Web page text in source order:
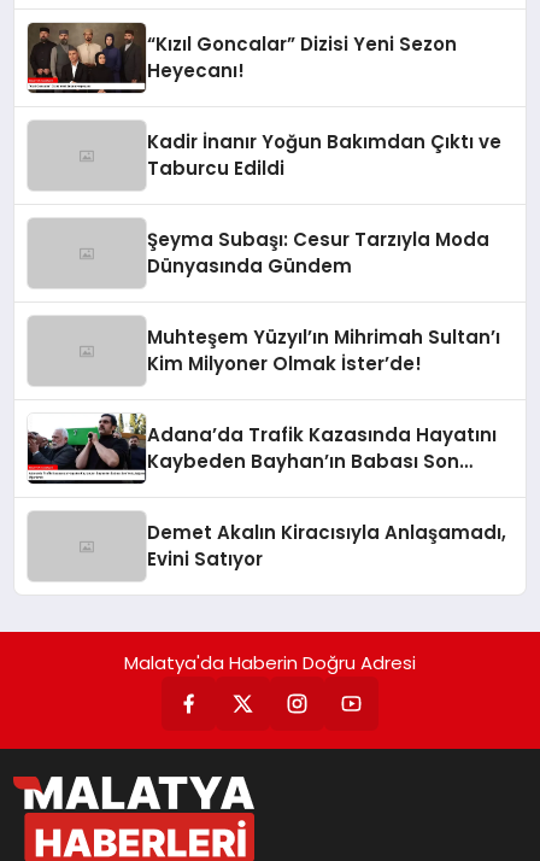
“Kızıl Goncalar” Dizisi Yeni Sezon
Heyecanı!
Kadir İnanır Yoğun Bakımdan Çıktı ve
Taburcu Edildi
Şeyma Subaşı: Cesur Tarzıyla Moda
Dünyasında Gündem
Muhteşem Yüzyıl’ın Mihrimah Sultan’ı
Kim Milyoner Olmak İster’de!
Adana’da Trafik Kazasında Hayatını
Kaybeden Bayhan’ın Babası Son
Demet Akalın Kiracısıyla Anlaşamadı,
Evini Satıyor
Malatya'da Haberin Doğru Adresi